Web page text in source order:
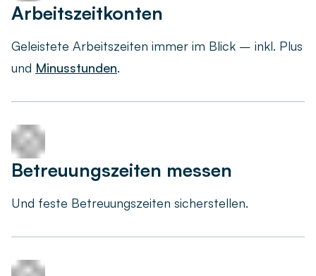
Arbeitszeitkonten
Geleistete Arbeitszeiten immer im Blick – inkl. Plus
und Minusstunden.
Betreuungszeiten messen
Und feste Betreuungszeiten sicherstellen.